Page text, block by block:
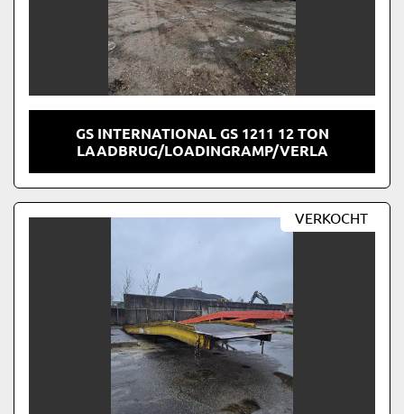
GS INTERNATIONAL GS 1211 12 TON
LAADBRUG/LOADINGRAMP/VERLA
VERKOCHT